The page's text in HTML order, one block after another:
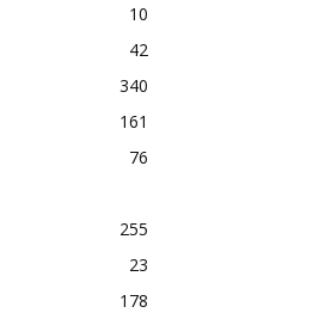
10
42
340
161
76
255
23
178